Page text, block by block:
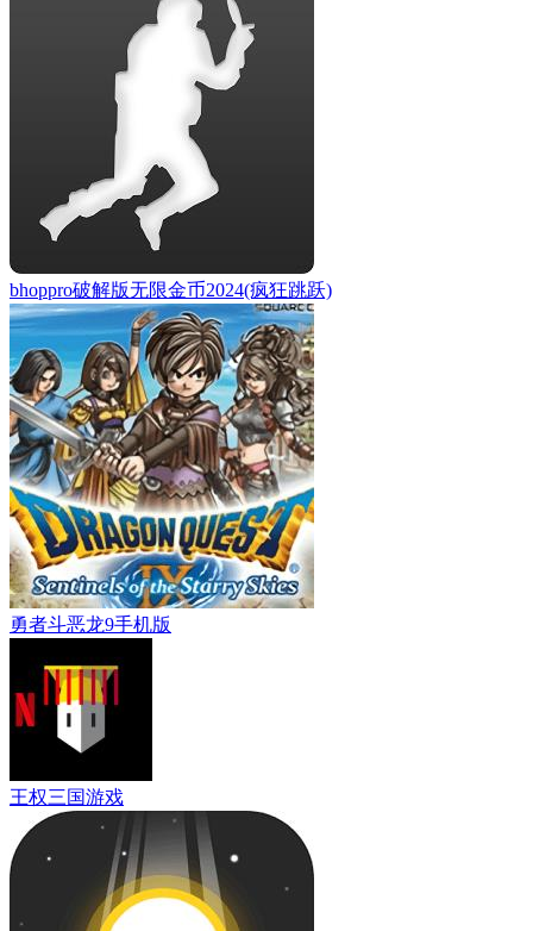
bhoppro破解版无限金币2024(疯狂跳跃)
勇者斗恶龙9手机版
王权三国游戏